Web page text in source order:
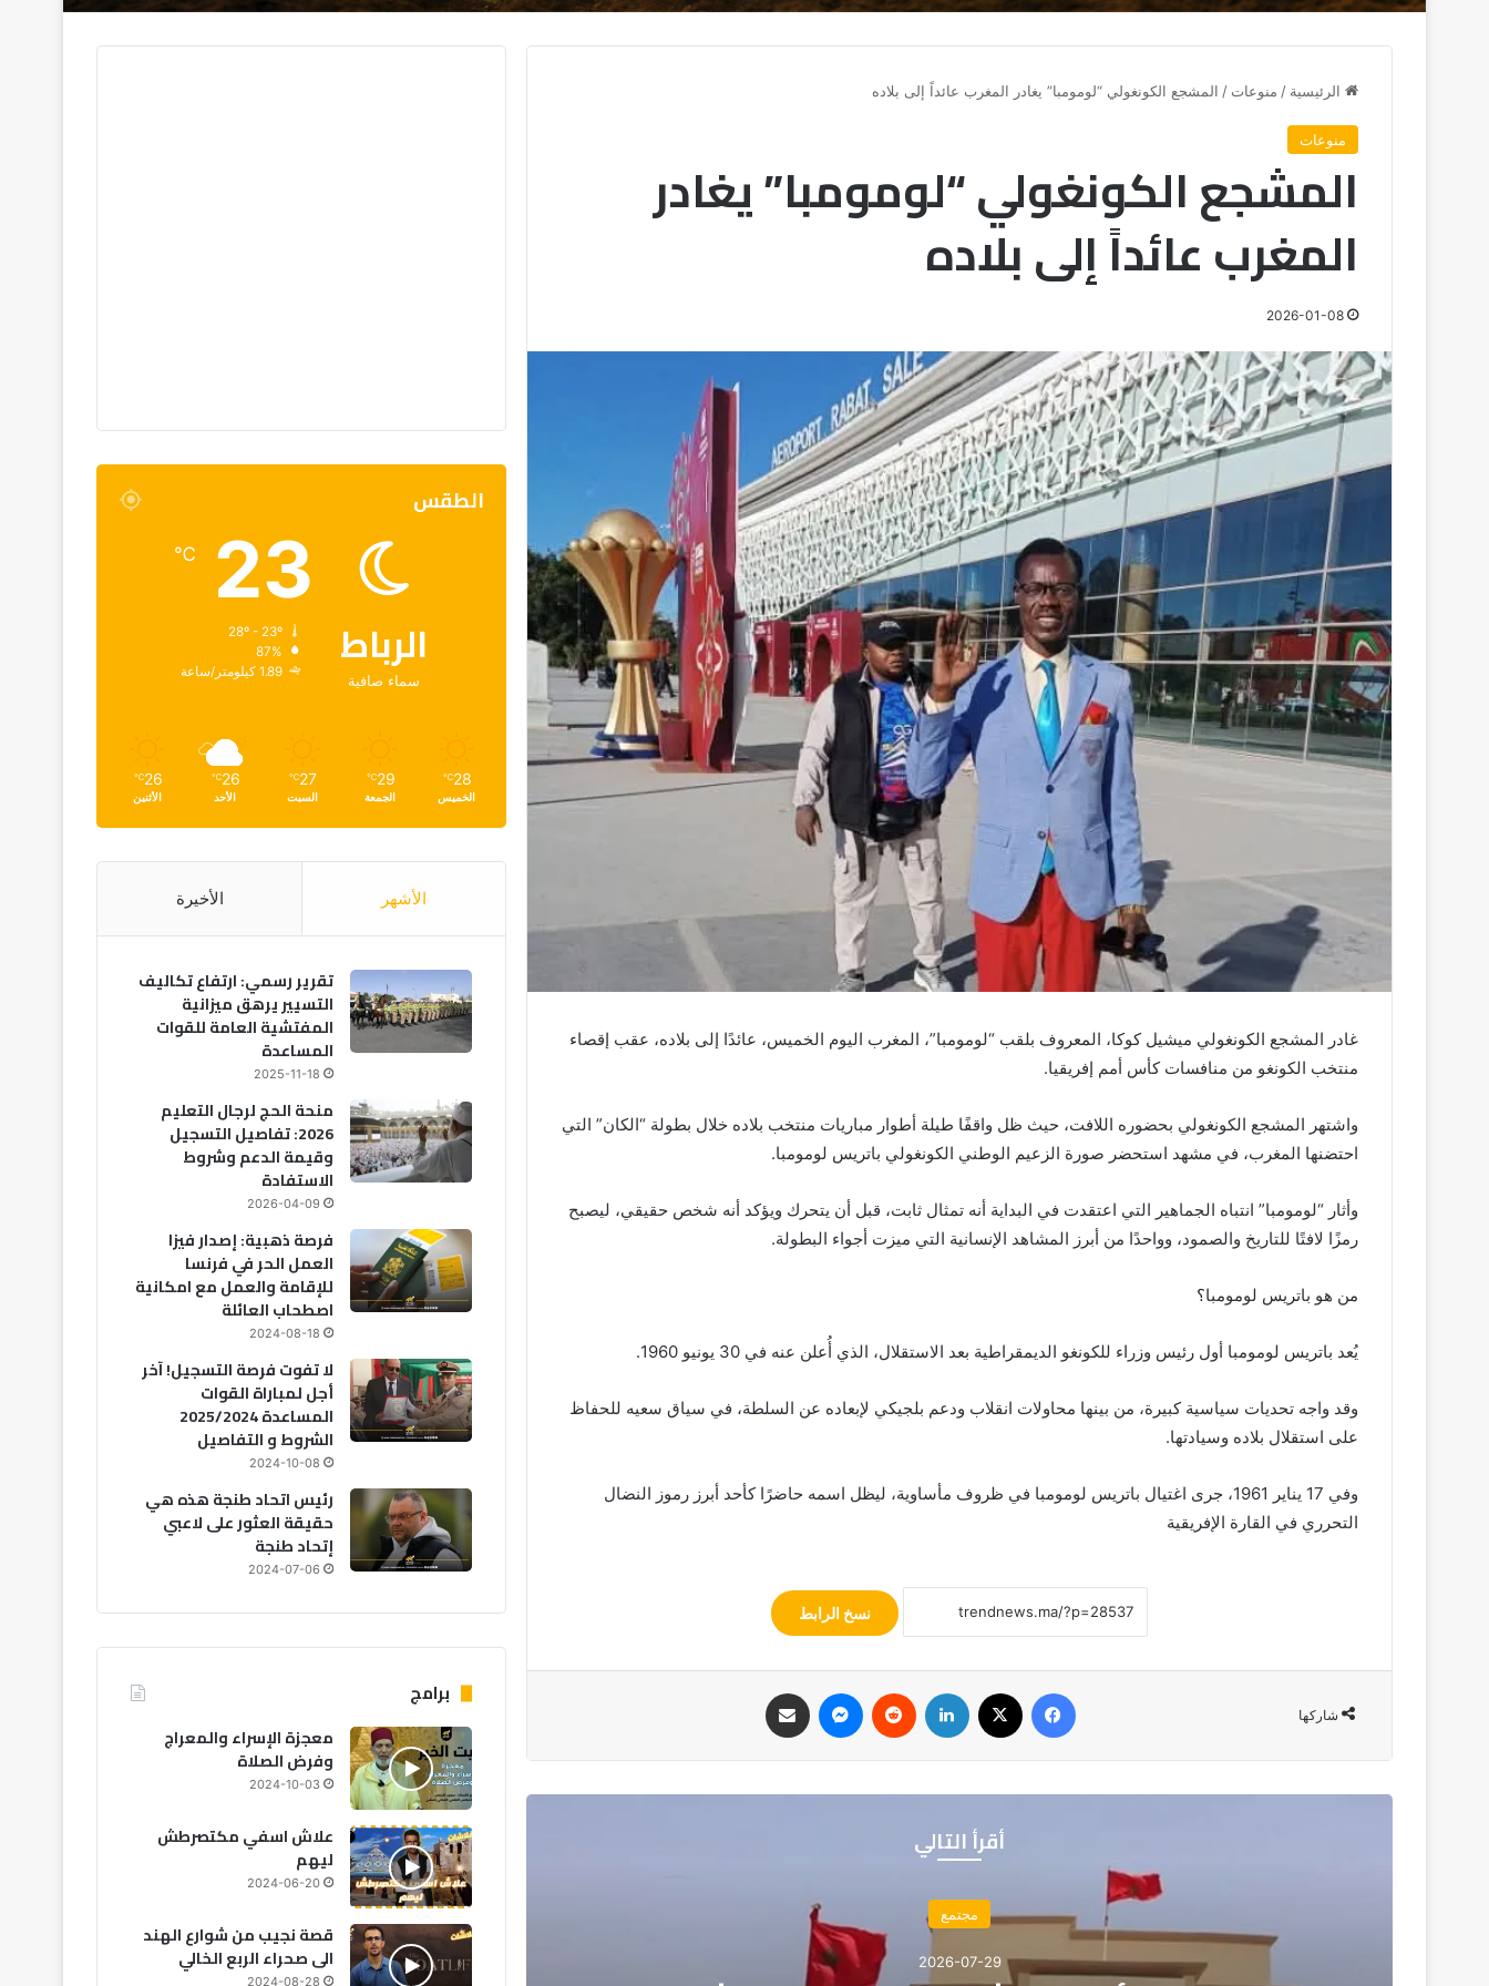
الرئيسية / منوعات / المشجع الكونغولي “لومومبا” يغادر المغرب عائداً إلى بلاده
منوعات
المشجع الكونغولي “لومومبا” يغادر
المغرب عائداً إلى بلاده
2026-01-08
غادر المشجع الكونغولي ميشيل كوكا، المعروف بلقب “لومومبا”، المغرب اليوم الخميس، عائدًا إلى بلاده، عقب إقصاء
منتخب الكونغو من منافسات كأس أمم إفريقيا.
واشتهر المشجع الكونغولي بحضوره اللافت، حيث ظل واقفًا طيلة أطوار مباريات منتخب بلاده خلال بطولة “الكان” التي
احتضنها المغرب، في مشهد استحضر صورة الزعيم الوطني الكونغولي باتريس لومومبا.
وأثار “لومومبا” انتباه الجماهير التي اعتقدت في البداية أنه تمثال ثابت، قبل أن يتحرك ويؤكد أنه شخص حقيقي، ليصبح
رمزًا لافتًا للتاريخ والصمود، وواحدًا من أبرز المشاهد الإنسانية التي ميزت أجواء البطولة.
من هو باتريس لومومبا؟
يُعد باتريس لومومبا أول رئيس وزراء للكونغو الديمقراطية بعد الاستقلال، الذي أُعلن عنه في 30 يونيو 1960.
وقد واجه تحديات سياسية كبيرة، من بينها محاولات انقلاب ودعم بلجيكي لإبعاده عن السلطة، في سياق سعيه للحفاظ
على استقلال بلاده وسيادتها.
وفي 17 يناير 1961، جرى اغتيال باتريس لومومبا في ظروف مأساوية، ليظل اسمه حاضرًا كأحد أبرز رموز النضال
التحرري في القارة الإفريقية
نسخ الرابط
شاركها
فيسبوك لينكدإن ماسنجر
أقرأ التالي
مجتمع
2026-07-03
الطقس
الرباط
سماء صافية
23
℃
87%
1.89 كيلومتر/ساعة
28
℃
الخميس
29
℃
الجمعة
27
℃
السبت
26
℃
الأحد
26
℃
الأثنين
الأشهر الأخيرة
تقرير رسمي: ارتفاع تكاليف
التسيير يرهق ميزانية
المفتشية العامة للقوات
المساعدة
2025-11-18
منحة الحج لرجال التعليم
2026: تفاصيل التسجيل
وقيمة الدعم وشروط
الاستفادة
2026-04-09
فرصة ذهبية: إصدار فيزا
العمل الحر في فرنسا
للإقامة والعمل مع امكانية
اصطحاب العائلة
2024-08-18
لا تفوت فرصة التسجيل! آخر
أجل لمباراة القوات
المساعدة 2025/2024
الشروط و التفاصيل
2024-10-08
رئيس اتحاد طنجة هذه هي
حقيقة العثور على لاعبي
إتحاد طنجة
2024-07-06
برامج
معجزة الإسراء والمعراج
وفرض الصلاة
2024-10-03
علاش اسفي مكتصرطش
ليهم
2024-06-20
قصة نجيب من شوارع الهند
الى صحراء الربع الخالي
2024-08-28